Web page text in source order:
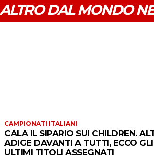
ALTRO DAL MONDO
CAMPIONATI ITALIANI
CALA IL SIPARIO SUI CHILDREN.
ADIGE DAVANTI A TUTTI, ECCO GLI
ULTIMI TITOLI ASSEGNATI